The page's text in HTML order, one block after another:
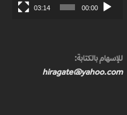
00:00
03:14
للإسهام بالكتابة:
hiragate@yahoo.com